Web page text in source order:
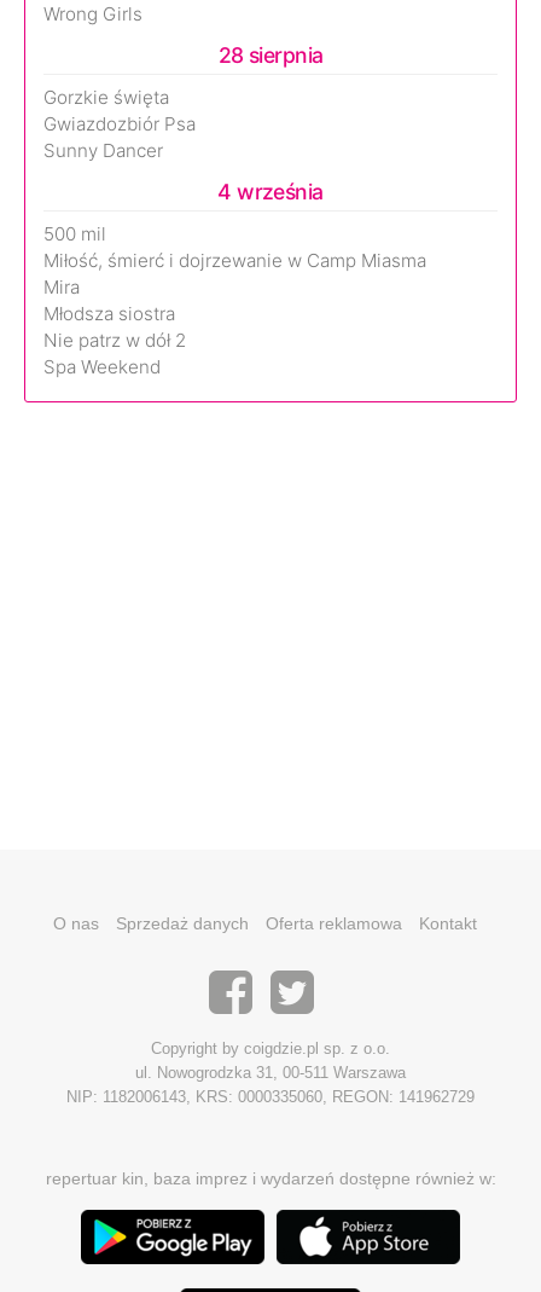
Wrong Girls
28 sierpnia
Gorzkie święta
Gwiazdozbiór Psa
Sunny Dancer
4 września
500 mil
Miłość, śmierć i dojrzewanie w Camp Miasma
Mira
Młodsza siostra
Nie patrz w dół 2
Spa Weekend
O nas Sprzedaż danych Oferta reklamowa Kontakt
Copyright by coigdzie.pl sp. z o.o.
ul. Nowogrodzka 31, 00-511 Warszawa
NIP: 1182006143, KRS: 0000335060, REGON: 141962729
repertuar kin, baza imprez i wydarzeń dostępne również w: